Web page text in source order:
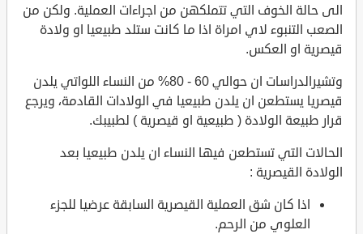
الى حالة الخوف التي تتملكهن من اجراءات العملية. ولكن من
الصعب التنبوء لاي امراة اذا ما كانت ستلد طبيعيا او ولادة
قيصرية او العكس.
وتشيرالدراسات ان حوالي 60 - 80% من النساء اللواتي يلدن
قيصريا يستطعن ان يلدن طبيعيا في الولادات القادمة، ويرجع
قرار طبيعة الولادة ( طبيعية او قيصرية ) لطبيبك.
الحالات التي تستطعن فيها النساء ان يلدن طبيعيا بعد
الولادة القيصرية :
اذا كان شق العملية القيصرية السابقة عرضيا للجزء
العلوي من الرحم.